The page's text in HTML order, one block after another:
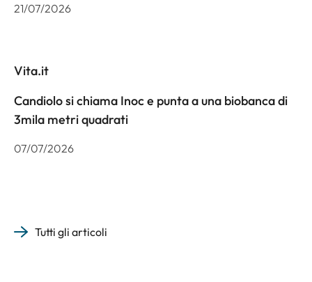
21/07/2026
Vita.it
Candiolo si chiama Inoc e punta a una biobanca di
3mila metri quadrati
07/07/2026
Tutti gli articoli